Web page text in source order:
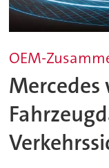
OEM-